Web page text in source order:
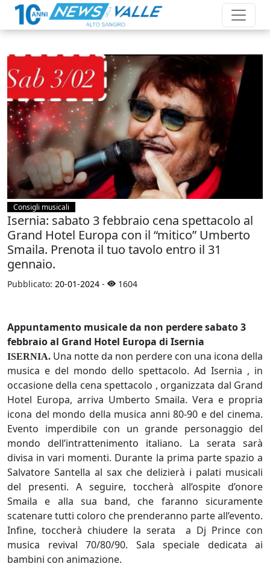
Consigli musicali
Isernia: sabato 3 febbraio cena spettacolo al
Grand Hotel Europa con il “mitico” Umberto
Smaila. Prenota il tuo tavolo entro il 31
gennaio.
Pubblicato: 20-01-2024 - 1604
Appuntamento musicale da non perdere sabato 3
febbraio al Grand Hotel Europa di Isernia
ISERNIA. Una notte da non perdere con una icona della
musica e del mondo dello spettacolo. Ad Isernia , in
occasione della cena spettacolo , organizzata dal Grand
Hotel Europa, arriva Umberto Smaila. Vera e propria
icona del mondo della musica anni 80-90 e del cinema.
Evento imperdibile con un grande personaggio del
mondo dell’intrattenimento italiano. La serata sarà
divisa in vari momenti. Durante la prima parte spazio a
Salvatore Santella al sax che delizierà i palati musicali
del presenti. A seguire, toccherà all’ospite d’onore
Smaila e alla sua band, che faranno sicuramente
scatenare tutti coloro che prenderanno parte all’evento.
Infine, toccherà chiudere la serata a Dj Prince con
musica revival 70/80/90. Sala speciale dedicata ai
bambini con animazione.